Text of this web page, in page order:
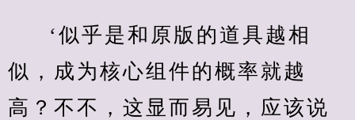
‘似乎是和原版的道具越相
似，成为核心组件的概率就越
高？不不，这显而易见，应该说